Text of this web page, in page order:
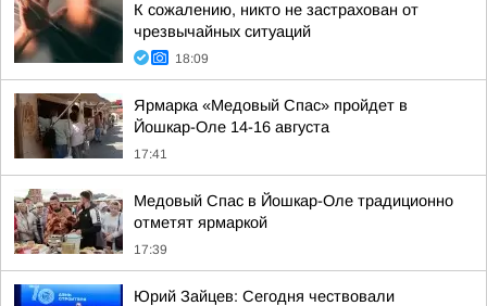
К сожалению, никто не застрахован от
чрезвычайных ситуаций
18:09
Ярмарка «Медовый Спас» пройдет в
Йошкар-Оле 14-16 августа
17:41
Медовый Спас в Йошкар-Оле традиционно
отметят ярмаркой
17:39
Юрий Зайцев: Сегодня чествовали